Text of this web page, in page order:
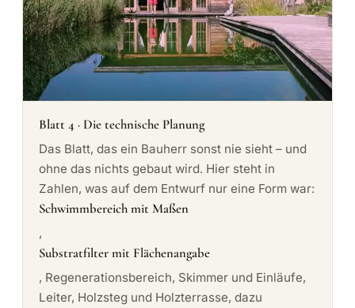
Blatt 4 · Die technische Planung
Das Blatt, das ein Bauherr sonst nie sieht – und
ohne das nichts gebaut wird. Hier steht in
Zahlen, was auf dem Entwurf nur eine Form war:
Schwimmbereich mit Maßen
,
Substratfilter mit Flächenangabe
, Regenerationsbereich, Skimmer und Einläufe,
Leiter, Holzsteg und Holzterrasse, dazu